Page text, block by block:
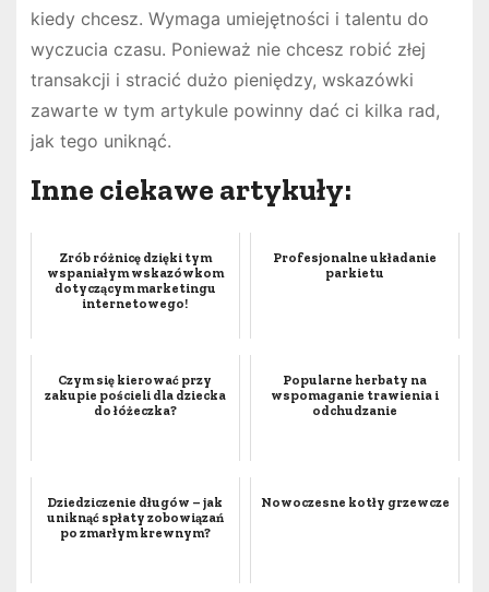
kiedy chcesz. Wymaga umiejętności i talentu do
wyczucia czasu. Ponieważ nie chcesz robić złej
transakcji i stracić dużo pieniędzy, wskazówki
zawarte w tym artykule powinny dać ci kilka rad,
jak tego uniknąć.
Inne ciekawe artykuły:
Zrób różnicę dzięki tym
wspaniałym wskazówkom
dotyczącym marketingu
internetowego!
Profesjonalne układanie
parkietu
Czym się kierować przy
zakupie pościeli dla dziecka
do łóżeczka?
Popularne herbaty na
wspomaganie trawienia i
odchudzanie
Dziedziczenie długów – jak
uniknąć spłaty zobowiązań
po zmarłym krewnym?
Nowoczesne kotły grzewcze